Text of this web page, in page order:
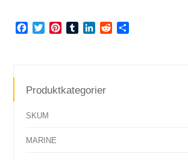
Facebook
TwitterPinterestTumblrLinkedInReddit
Produktkategorier
SKUM
MARINE